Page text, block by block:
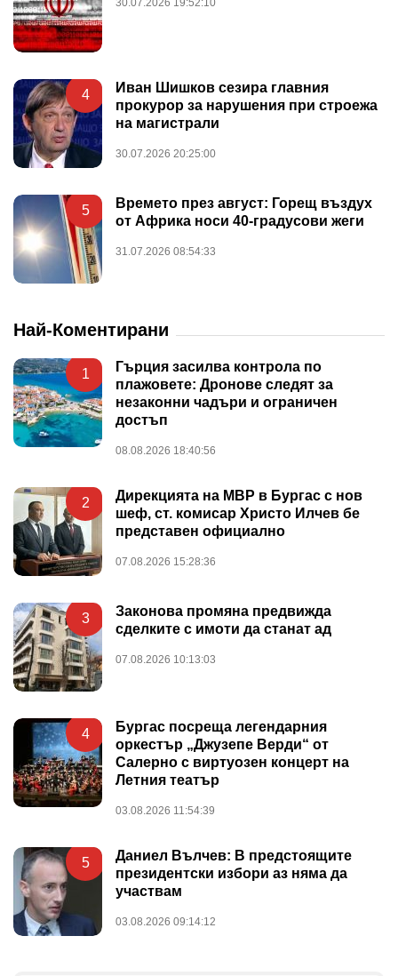
4
Иван Шишков сезира главния
прокурор за нарушения при строежа
на магистрали
30.07.2026 20:25:00
5
Времето през август: Горещ въздух
от Африка носи 40-градусови жеги
31.07.2026 08:54:33
Най-Коментирани
1
Гърция засилва контрола по
плажовете: Дронове следят за
незаконни чадъри и ограничен
достъп
08.08.2026 18:40:56
2
Дирекцията на МВР в Бургас с нов
шеф, ст. комисар Христо Илчев бе
представен официално
07.08.2026 15:28:36
3
Законова промяна предвижда
сделките с имоти да станат ад
07.08.2026 10:13:03
4
Бургас посреща легендарния
оркестър „Джузепе Верди“ от
Салерно с виртуозен концерт на
Летния театър
03.08.2026 11:54:39
5
Даниел Вълчев: В предстоящите
президентски избори аз няма да
участвам
03.08.2026 09:14:12